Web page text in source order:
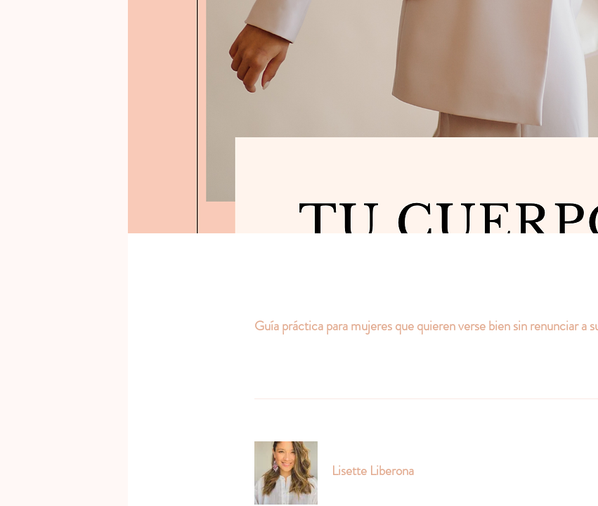
Guía práctica para mujeres que quieren verse bien sin renunciar a
Lisette Liberona